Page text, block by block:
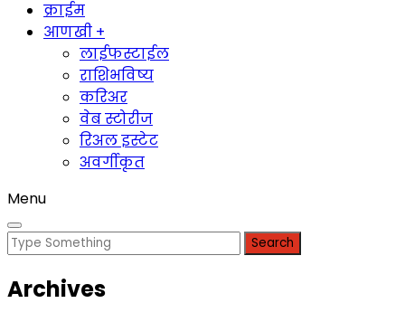
क्राईम
आणखी +
लाईफस्टाईल
राशिभविष्य
करिअर
वेब स्टोरीज
रिअल इस्टेट
अवर्गीकृत
Menu
Search
Archives